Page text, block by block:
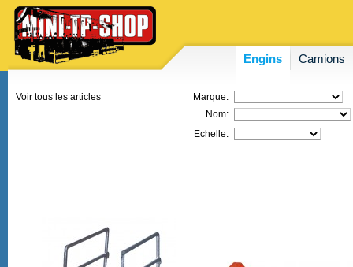
Engins Camions
Voir tous les articles
Marque:
Nom:
Echelle: